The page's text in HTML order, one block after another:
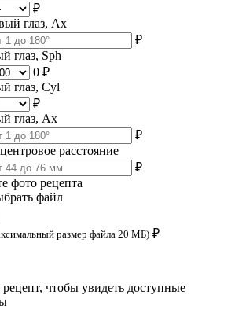
₽
глаз, Ax
₽
глаз, Sph
0 ₽
глаз, Cyl
₽
глаз, Ax
₽
расстояние
₽
фото рецепта
файл
размер файла 20 МБ) ₽
чтобы увидеть доступные